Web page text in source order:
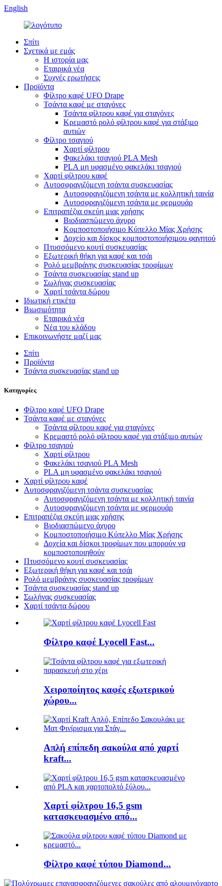
English
Σπίτι
Σχετικά με εμάς
Η ιστορία μας
Εταιρικά νέα
Συχνές ερωτήσεις
Προϊόντα
Φίλτρο καφέ UFO Drape
Τσάντα καφέ με σταγόνες
Τσάντα φίλτρου καφέ για σταγόνες
Κρεμαστό ρολό φίλτρου καφέ για στάξιμο
αυτιών
Φίλτρο τσαγιού
Χαρτί φίλτρου
Φακελάκι τσαγιού PLA Mesh
PLA μη υφασμένο φακελάκι τσαγιού
Χαρτί φίλτρου καφέ
Αυτοσφραγιζόμενη τσάντα συσκευασίας
Αυτοσφραγιζόμενη τσάντα με κολλητική ταινία
Αυτοσφραγιζόμενη τσάντα με φερμουάρ
Επιτραπέζια σκεύη μιας χρήσης
Βιοδιασπώμενο άχυρο
Κομποστοποιήσιμο Κύπελλο Μίας Χρήσης
Δοχείο και δίσκος κομποστοποιήσιμου φαγητού
Πτυσσόμενο κουτί συσκευασίας
Εξωτερική θήκη για καφέ και τσάι
Ρολό μεμβράνης συσκευασίας τροφίμων
Τσάντα συσκευασίας stand up
Σωλήνας συσκευασίας
Χαρτί τσάντα δώρου
Ιδιωτική ετικέτα
Βιωσιμότητα
Εταιρικά νέα
Νέα του κλάδου
Επικοινωνήστε μαζί μας
Σπίτι
Προϊόντα
Τσάντα συσκευασίας stand up
Κατηγορίες
Φίλτρο καφέ UFO Drape
Τσάντα καφέ με σταγόνες
Τσάντα φίλτρου καφέ για σταγόνες
Κρεμαστό ρολό φίλτρου καφέ για στάξιμο αυτιών
Φίλτρο τσαγιού
Χαρτί φίλτρου
Φακελάκι τσαγιού PLA Mesh
PLA μη υφασμένο φακελάκι τσαγιού
Χαρτί φίλτρου καφέ
Αυτοσφραγιζόμενη τσάντα συσκευασίας
Αυτοσφραγιζόμενη τσάντα με κολλητική ταινία
Αυτοσφραγιζόμενη τσάντα με φερμουάρ
Επιτραπέζια σκεύη μιας χρήσης
Βιοδιασπώμενο άχυρο
Κομποστοποιήσιμο Κύπελλο Μίας Χρήσης
Δοχεία και δίσκοι τροφίμων που μπορούν να
κομποστοποιηθούν
Πτυσσόμενο κουτί συσκευασίας
Εξωτερική θήκη για καφέ και τσάι
Ρολό μεμβράνης συσκευασίας τροφίμων
Τσάντα συσκευασίας stand up
Σωλήνας συσκευασίας
Χαρτί τσάντα δώρου
Φίλτρο καφέ Lyocell Fast...
Χειροποίητος καφές εξωτερικού
χώρου...
Απλή επίπεδη σακούλα από χαρτί
kraft...
Χαρτί φίλτρου 16,5 gsm
κατασκευασμένο από...
Φίλτρο καφέ τύπου Diamond...